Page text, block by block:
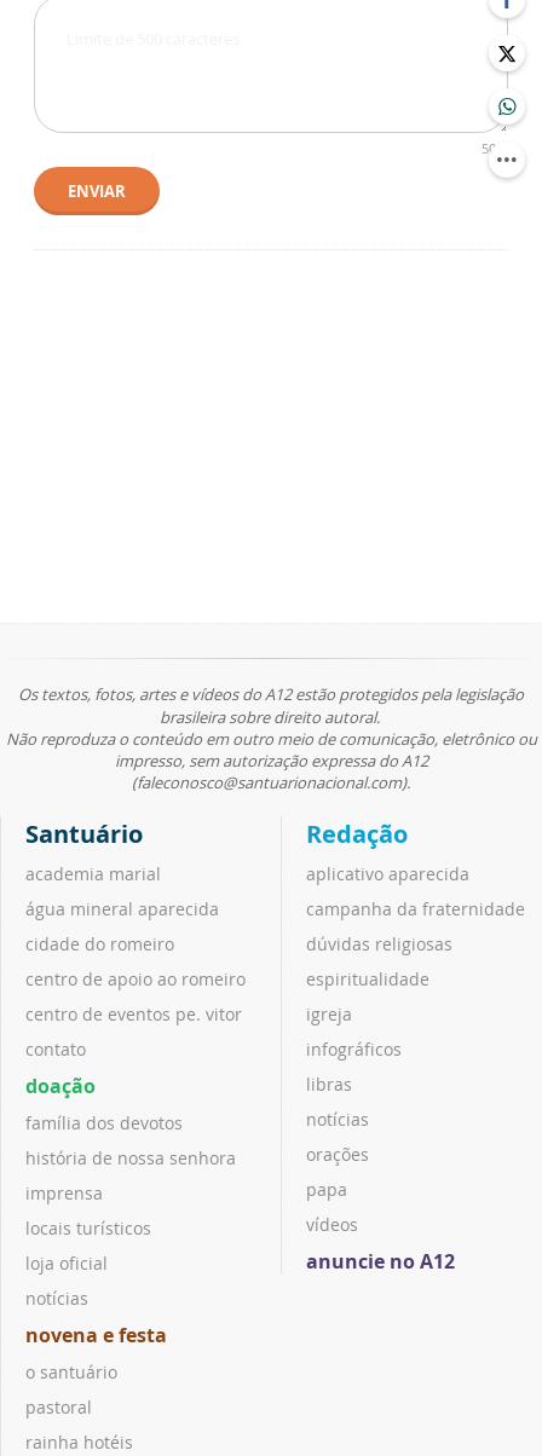
500
ENVIAR
Os textos, fotos, artes e vídeos do A12 estão protegidos pela legislação
brasileira sobre direito autoral.
Não reproduza o conteúdo em outro meio de comunicação, eletrônico ou
impresso, sem autorização expressa do A12
(faleconosco@santuarionacional.com).
Santuário
academia marial
água mineral aparecida
cidade do romeiro
centro de apoio ao romeiro
centro de eventos pe. vitor
contato
doação
família dos devotos
história de nossa senhora
imprensa
locais turísticos
loja oficial
notícias
novena e festa
o santuário
pastoral
rainha hotéis
Redação
aplicativo aparecida
campanha da fraternidade
dúvidas religiosas
espiritualidade
igreja
infográficos
libras
notícias
orações
papa
vídeos
anuncie no A12